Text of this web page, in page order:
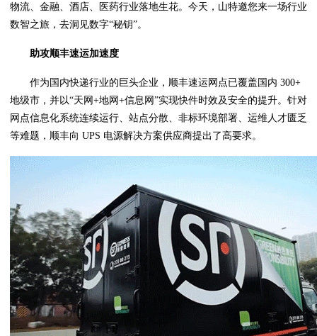
物流、金融、酒店、医药行业落地生花。今天，山特邀您来一场行业
数智之旅，去洞见数字“秘钥”。
助攻顺丰速运加速度
作为国内快递行业的巨头企业，顺丰速运网点已覆盖国内 300+
地级市，并以“天网+地网+信息网”实现快件时效及安全的提升。针对
网点信息化系统连续运行、站点分散、非标环境部署、运维人才匮乏
等难题，顺丰向 UPS 电源解决方案供应商提出了高要求。